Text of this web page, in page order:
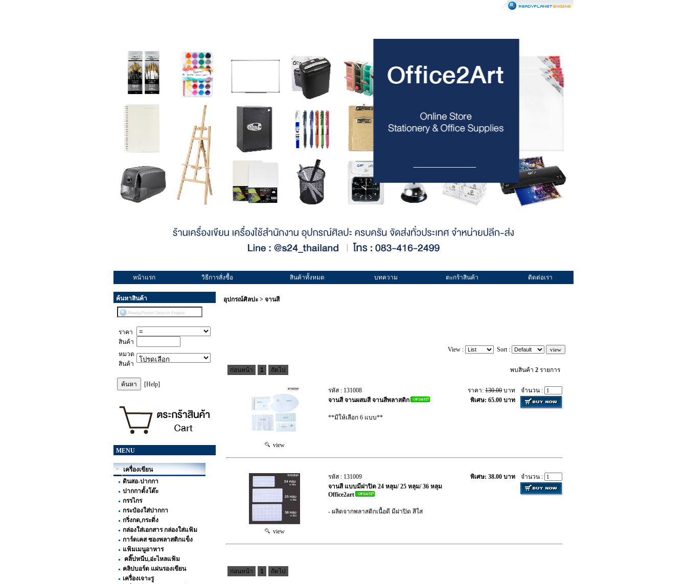
หน้าแรก วิธีการสั่งซื้อ สินค้าทั้งหมด บทความ ตะกร้าสินค้า ติดต่อเรา
ค้นหาสินค้า
ราคา
สินค้า
หมวด
สินค้า
[Help]
MENU
เครื่องเขียน
ดินสอ-ปากกา
ปากกาตั้งโต๊ะ
กรรไกร
กระป๋องใส่ปากกา
กริ่งกด,กระดิ่ง
กล่องใส่เอกสาร กล่องใส่แฟ้ม
การ์ดเคส ซองพลาสติกแข็ง
แฟ้มเมนูอาหาร
คลิ๊ปหนีบ,อ่ะไหลแฟ้ม
คลิปบอร์ด แผ่นรองเขียน
เครื่องเจาะรู
อุปกรณ์ศิลปะ >จานสี
View : Sort :
ก่อนหน้า 1 ถัดไป พบสินค้า2 รายการ
view
รหัส : 131008
จานสี จานผสมสี จานสีพลาสติก
**มีให้เลือก 6 แบบ**
ราคา:130.00 บาท
พิเศษ: 65.00 บาท
จำนวน :
view
รหัส : 131009
จานสี แบบมีฝาปิด 24 หลุม/ 25 หลุม/ 36 หลุม
Office2art
- ผลิตจากพลาสติกเนื้อดี มีฝาปิด สีใส
พิเศษ: 38.00 บาท จำนวน :
ก่อนหน้า 1 ถัดไป